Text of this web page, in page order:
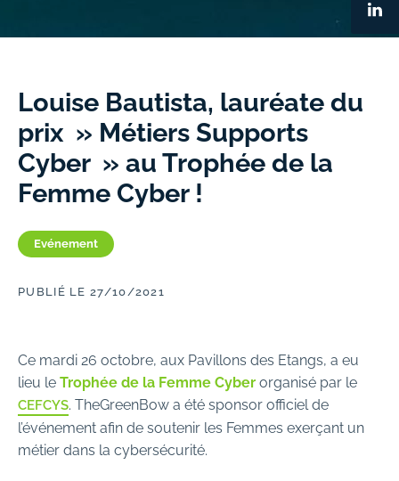
Louise Bautista, lauréate du
prix » Métiers Supports
Cyber » au Trophée de la
Femme Cyber !
PUBLIÉ LE 27/10/2021
Evénement
Ce mardi 26 octobre, aux Pavillons des Etangs, a eu
lieu leTrophée de la Femme Cyberorganisé par le
CEFCYS. TheGreenBow a été sponsor officiel de
l’événement afin de soutenir les Femmes exerçant un
métier dans la cybersécurité.